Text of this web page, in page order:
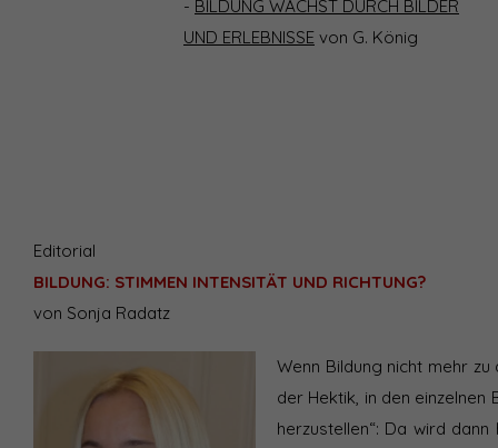
- BILDUNG WÄCHST DURCH BILDER
UND ERLEBNISSE von G. König
Editorial
BILDUNG: STIMMEN INTENSITÄT UND RICHTUNG?
von Sonja Radatz
Wenn Bildung nicht mehr
der Hektik, in den einzelnen
herzustellen“: Da wird